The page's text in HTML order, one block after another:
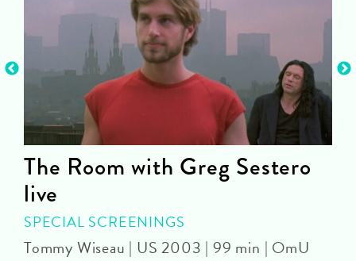
The Room with Greg Sestero
live
SPECIAL SCREENINGS
Tommy Wiseau | US 2003 | 99 min | OmU